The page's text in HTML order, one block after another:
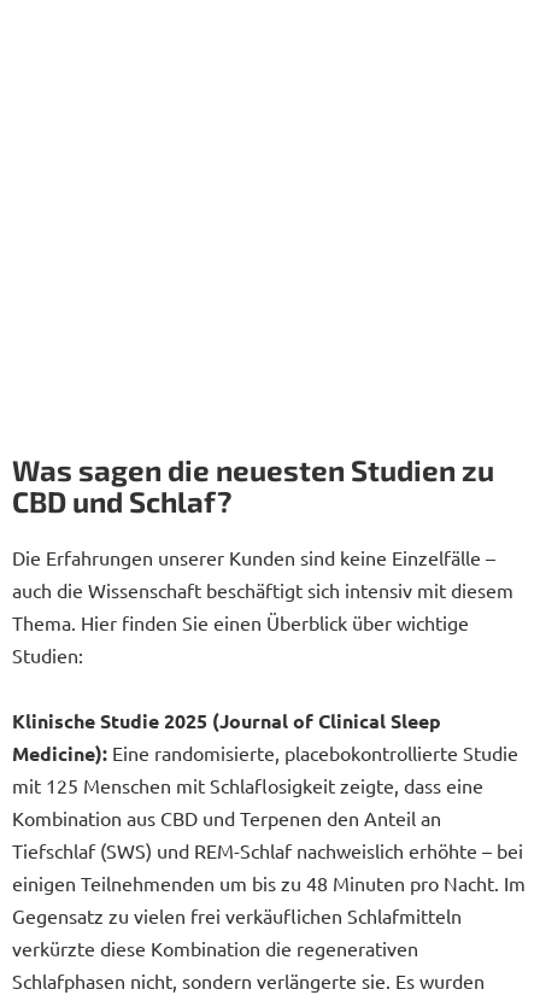
Was sagen die neuesten Studien zu
CBD und Schlaf?
Die Erfahrungen unserer Kunden sind keine Einzelfälle –
auch die Wissenschaft beschäftigt sich intensiv mit diesem
Thema. Hier finden Sie einen Überblick über wichtige
Studien:
Klinische Studie 2025 (Journal of Clinical Sleep
Medicine): Eine randomisierte, placebokontrollierte Studie
mit 125 Menschen mit Schlaflosigkeit zeigte, dass eine
Kombination aus CBD und Terpenen den Anteil an
Tiefschlaf (SWS) und REM-Schlaf nachweislich erhöhte – bei
einigen Teilnehmenden um bis zu 48 Minuten pro Nacht. Im
Gegensatz zu vielen frei verkäuflichen Schlafmitteln
verkürzte diese Kombination die regenerativen
Schlafphasen nicht, sondern verlängerte sie. Es wurden